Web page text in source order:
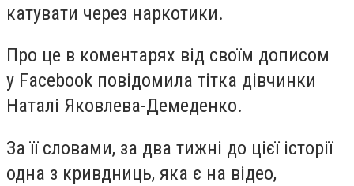
катувати через наркотики.
Про це в коментарях від своїм дописом
у Facebook повідомила тітка дівчинки
Наталі Яковлева-Демеденко.
За її словами, за два тижні до цієї історії
одна з кривдниць, яка є на відео,